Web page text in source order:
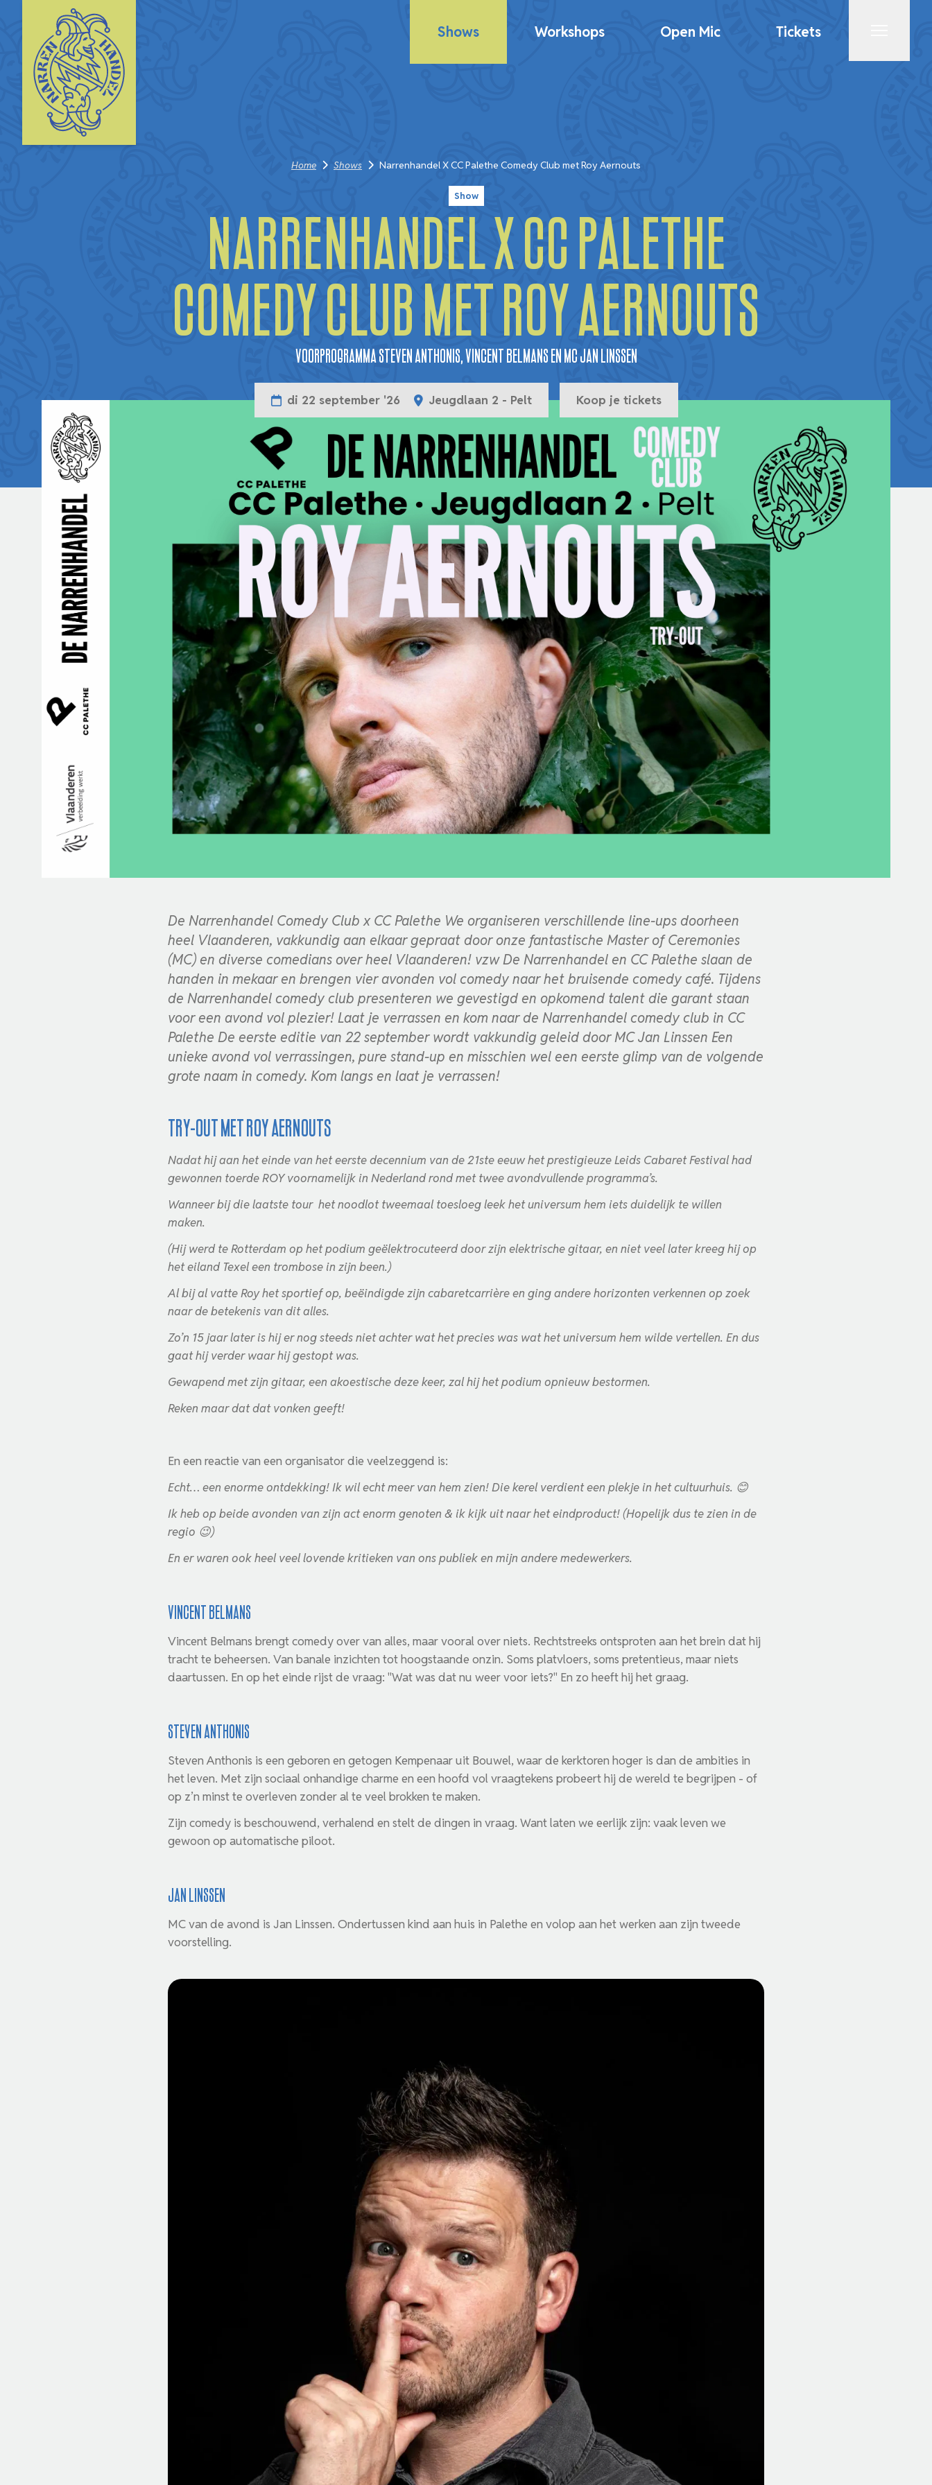
Shows Workshops Open Mic Tickets
Home Shows Narrenhandel X CC Palethe Comedy Club met Roy Aernouts
Show
Narrenhandel X CC Palethe
Comedy Club met Roy Aernouts
Voorprogramma Steven Anthonis, Vincent Belmans en MC Jan Linssen
di 22 september '26 Jeugdlaan 2 - Pelt Koop je tickets
De Narrenhandel Comedy Club x CC Palethe We organiseren verschillende line-ups doorheen
heel Vlaanderen, vakkundig aan elkaar gepraat door onze fantastische Master of Ceremonies
(MC) en diverse comedians over heel Vlaanderen! vzw De Narrenhandel en CC Palethe slaan de
handen in mekaar en brengen vier avonden vol comedy naar het bruisende comedy café. Tijdens
de Narrenhandel comedy club presenteren we gevestigd en opkomend talent die garant staan
voor een avond vol plezier! Laat je verrassen en kom naar de Narrenhandel comedy club in CC
Palethe De eerste editie van 22 september wordt vakkundig geleid door MC Jan Linssen Een
unieke avond vol verrassingen, pure stand-up en misschien wel een eerste glimp van de volgende
grote naam in comedy. Kom langs en laat je verrassen!
Try-out met Roy Aernouts
Nadat hij aan het einde van het eerste decennium van de 21ste eeuw het prestigieuze Leids Cabaret Festival had
gewonnen toerde ROY voornamelijk in Nederland rond met twee avondvullende programma’s.
Wanneer bij die laatste tour het noodlot tweemaal toesloeg leek het universum hem iets duidelijk te willen
maken.
(Hij werd te Rotterdam op het podium geëlektrocuteerd door zijn elektrische gitaar, en niet veel later kreeg hij op
het eiland Texel een trombose in zijn been.)
Al bij al vatte Roy het sportief op, beëindigde zijn cabaretcarrière en ging andere horizonten verkennen op zoek
naar de betekenis van dit alles.
Zo’n 15 jaar later is hij er nog steeds niet achter wat het precies was wat het universum hem wilde vertellen. En dus
gaat hij verder waar hij gestopt was.
Gewapend met zijn gitaar, een akoestische deze keer, zal hij het podium opnieuw bestormen.
Reken maar dat dat vonken geeft!
En een reactie van een organisator die veelzeggend is:
Echt… een enorme ontdekking! Ik wil echt meer van hem zien! Die kerel verdient een plekje in het cultuurhuis. 😊
Ik heb op beide avonden van zijn act enorm genoten & ik kijk uit naar het eindproduct! (Hopelijk dus te zien in de
regio 😉)
En er waren ook heel veel lovende kritieken van ons publiek en mijn andere medewerkers.
Vincent Belmans
Vincent Belmans brengt comedy over van alles, maar vooral over niets. Rechtstreeks ontsproten aan het brein dat hij
tracht te beheersen. Van banale inzichten tot hoogstaande onzin. Soms platvloers, soms pretentieus, maar niets
daartussen. En op het einde rijst de vraag: "Wat was dat nu weer voor iets?" En zo heeft hij het graag.
Steven Anthonis
Steven Anthonis is een geboren en getogen Kempenaar uit Bouwel, waar de kerktoren hoger is dan de ambities in
het leven. Met zijn sociaal onhandige charme en een hoofd vol vraagtekens probeert hij de wereld te begrijpen - of
op z’n minst te overleven zonder al te veel brokken te maken.
Zijn comedy is beschouwend, verhalend en stelt de dingen in vraag. Want laten we eerlijk zijn: vaak leven we
gewoon op automatische piloot.
Jan Linssen
MC van de avond is Jan Linssen. Ondertussen kind aan huis in Palethe en volop aan het werken aan zijn tweede
voorstelling.